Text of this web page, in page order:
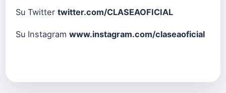
Su Twitter twitter.com/CLASEAOFICIAL
Su Instagram www.instagram.com/claseaoficial